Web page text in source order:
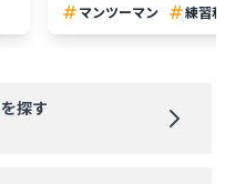
マンツーマン
練習
を探す